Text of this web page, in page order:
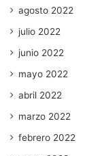
agosto 2022
julio 2022
junio 2022
mayo 2022
abril 2022
marzo 2022
febrero 2022